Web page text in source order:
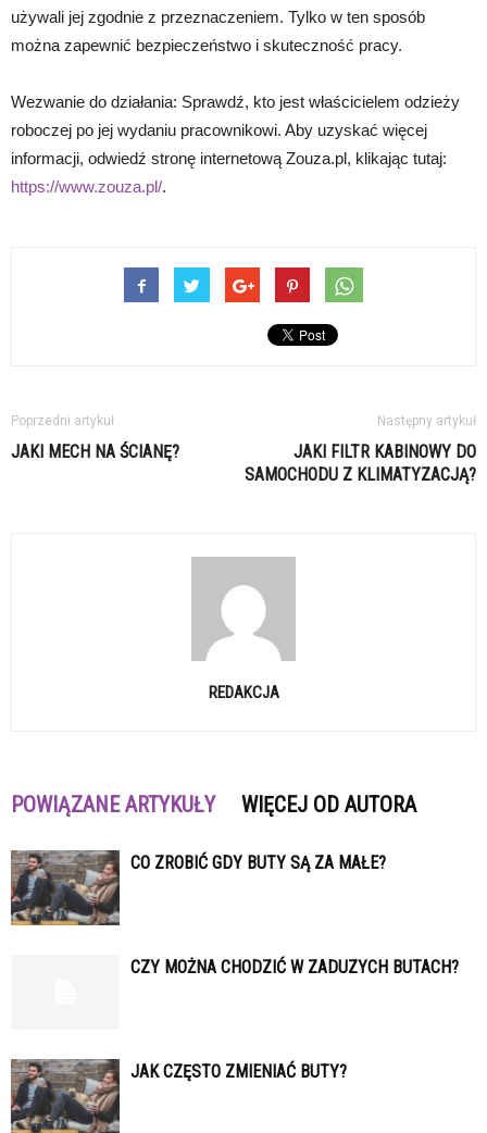
używali jej zgodnie z przeznaczeniem. Tylko w ten sposób
można zapewnić bezpieczeństwo i skuteczność pracy.
Wezwanie do działania: Sprawdź, kto jest właścicielem odzieży
roboczej po jej wydaniu pracownikowi. Aby uzyskać więcej
informacji, odwiedź stronę internetową Zouza.pl, klikając tutaj:
https://www.zouza.pl/.
Poprzedni artykuł
JAKI MECH NA ŚCIANĘ?
Następny artykuł
JAKI FILTR KABINOWY DO
SAMOCHODU Z KLIMATYZACJĄ?
REDAKCJA
POWIĄZANE ARTYKUŁY WIĘCEJ OD AUTORA
CO ZROBIĆ GDY BUTY SĄ ZA MAŁE?
CZY MOŻNA CHODZIĆ W ZADUZYCH BUTACH?
JAK CZĘSTO ZMIENIAĆ BUTY?